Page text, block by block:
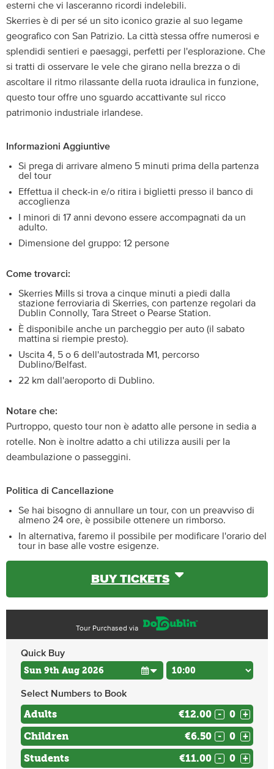
esterni che vi lasceranno ricordi indelebili.
Skerries è di per sé un sito iconico grazie al suo legame
geografico con San Patrizio. La città stessa offre numerosi e
splendidi sentieri e paesaggi, perfetti per l'esplorazione. Che
si tratti di osservare le vele che girano nella brezza o di
ascoltare il ritmo rilassante della ruota idraulica in funzione,
questo tour offre uno sguardo accattivante sul ricco
patrimonio industriale irlandese.
Informazioni Aggiuntive
Si prega di arrivare almeno 5 minuti prima della partenza
del tour
Effettua il check-in e/o ritira i biglietti presso il banco di
accoglienza
I minori di 17 anni devono essere accompagnati da un
adulto.
Dimensione del gruppo: 12 persone
Come trovarci:
Skerries Mills si trova a cinque minuti a piedi dalla
stazione ferroviaria di Skerries, con partenze regolari da
Dublin Connolly, Tara Street o Pearse Station.
È disponibile anche un parcheggio per auto (il sabato
mattina si riempie presto).
Uscita 4, 5 o 6 dell'autostrada M1, percorso
Dublino/Belfast.
22 km dall'aeroporto di Dublino.
Notare che:
Purtroppo, questo tour non è adatto alle persone in sedia a
rotelle. Non è inoltre adatto a chi utilizza ausili per la
deambulazione o passeggini.
Politica di Cancellazione
Se hai bisogno di annullare un tour, con un preavviso di
almeno 24 ore, è possibile ottenere un rimborso.
In alternativa, faremo il possibile per modificare l'orario del
tour in base alle vostre esigenze.
BUY TICKETS
Tour Purchased via
Quick Buy
Select Numbers to Book
Adults €12.00 - +
Children €6.50 - +
Students €11.00 - +